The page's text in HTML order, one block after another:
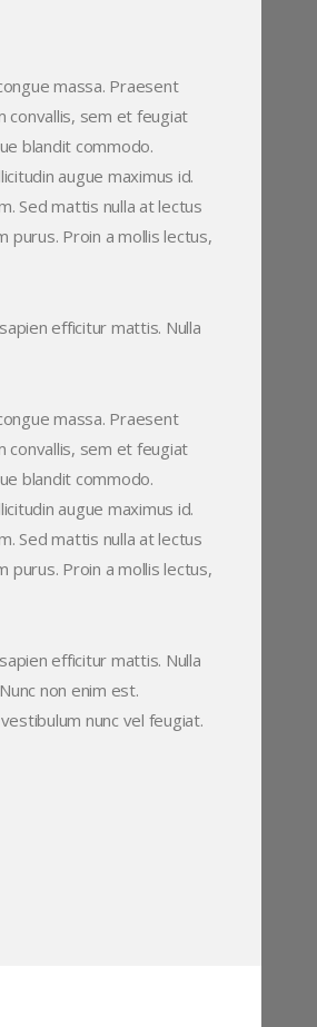
massa. Praesent
convallis, sem et feugiat
blandit commodo.
augue maximus id.
Sed mattis nulla at lectus
purus. Proin a mollis lectus,
efficitur mattis. Nulla
massa. Praesent
convallis, sem et feugiat
blandit commodo.
augue maximus id.
Sed mattis nulla at lectus
purus. Proin a mollis lectus,
efficitur mattis. Nulla
non enim est.
nunc vel feugiat.